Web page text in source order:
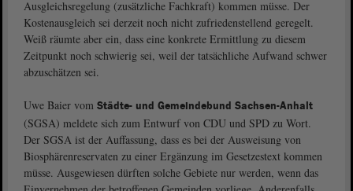
Ausgleichsregelung (zusätzliche Fachkraft) kommen müsse. Der
Kostenausgleich sei derzeit noch nicht zufriedenstellend geregelt.
Weiß räumte aber ein, dass eine konkrete Ermittlung zu diesem
Zeitpunkt noch schwierig sei, weil der tatsächliche Aufwand schwer
abzuschätzen sei.
Uwe Baier vom Städte- und Gemeindebund Sachsen-Anhalt
(SGSA) meldete sich zum Entwurf von CDU und SPD zu Wort.
Der SGSA ist der Auffassung, dass es bei der Ausweisung von
Biosphärenreservaten zu einer Ergänzung im Gesetzestext kommen
müsse. Ausgewiesen dürften solche Gebiete nur werden, wenn das